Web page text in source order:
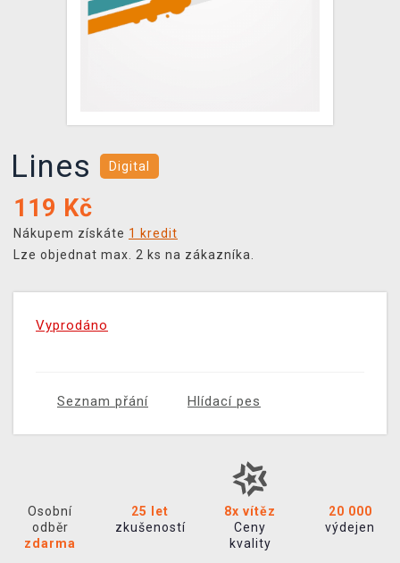
TCG & BOARDGAME HUB
Lines Digital
119 Kč
Nákupem získáte 1 kredit
Lze objednat max. 2 ks na zákazníka.
Vyprodáno
Seznam přání Hlídací pes
Osobní
odběr
zdarma
25 let
zkušeností
8x vítěz
Ceny
kvality
20 000
výdejen